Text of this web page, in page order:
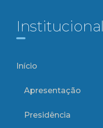
Institucional
Início
Apresentação
Presidência